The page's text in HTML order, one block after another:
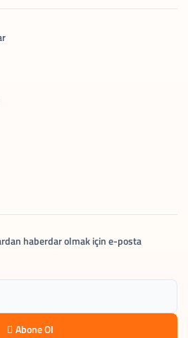
haberdar olmak için e-posta
Abone Ol